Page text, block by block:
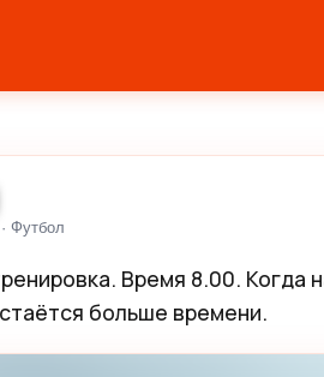
Футбол
Время 8.00. Когда
больше времени.